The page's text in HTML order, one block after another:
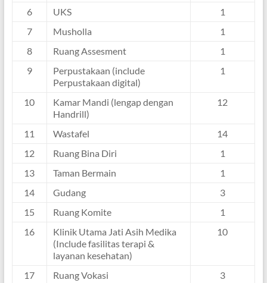
6
UKS
1
7
Musholla
1
8
Ruang Assesment
1
9
Perpustakaan (include
Perpustakaan digital)
1
10
Kamar Mandi (lengap dengan
Handrill)
12
11 Wastafel
14
12
Ruang Bina Diri
1
13
Taman Bermain
1
14
Gudang
3
15
Ruang Komite
1
16
Klinik Utama Jati Asih Medika
(Include fasilitas terapi &
layanan kesehatan)
10
17 Ruang Vokasi
3